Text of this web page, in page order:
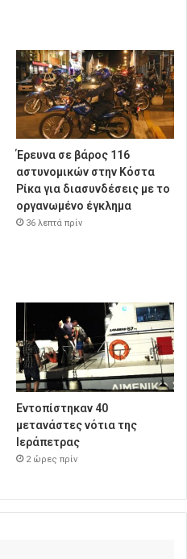
Έρευνα σε βάρος 116
αστυνομικών στην Κόστα
Ρίκα για διασυνδέσεις με το
οργανωμένο έγκλημα
36 λεπτά πρίν
Εντοπίστηκαν 40
μετανάστες νότια της
Ιεράπετρας
2 ώρες πρίν